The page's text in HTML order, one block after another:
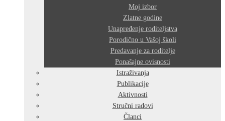
Moj izbor
Zlatne godine
Unapređenje roditeljstva
Porodično u Vašoj školi
Predavanje za roditelje
Ponašajne ovisnosti
Istraživanja
Publikacije
Aktivnosti
Stručni radovi
Članci